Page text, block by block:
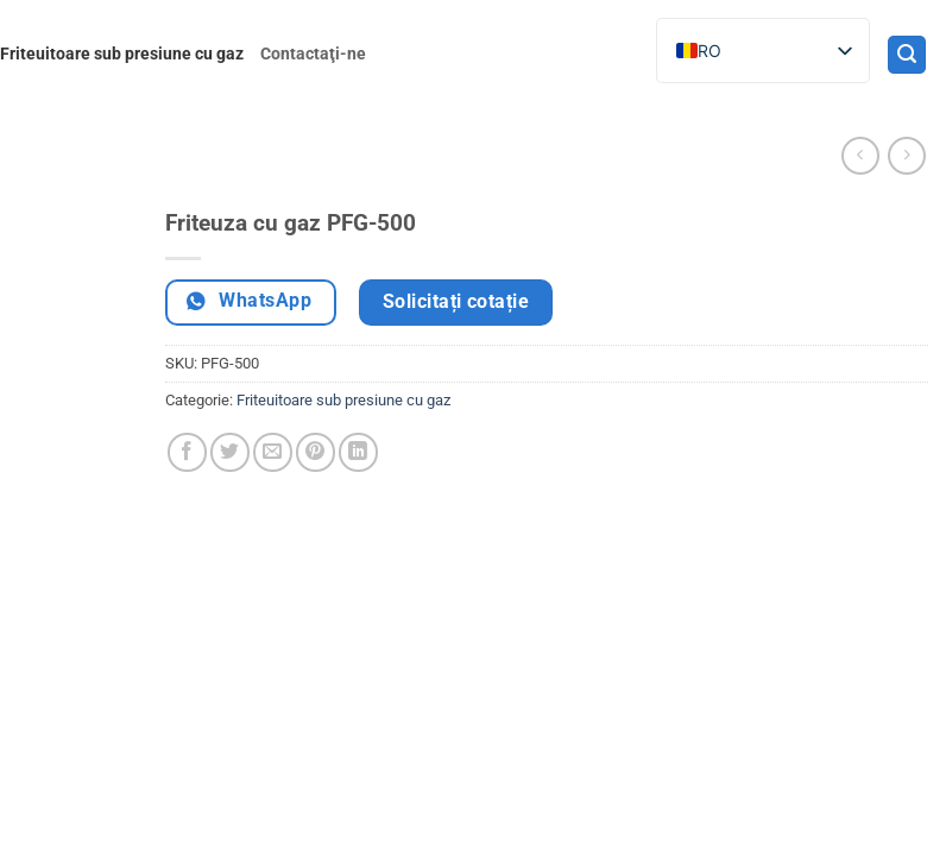
Friteuitoare sub presiune cu gaz Contactaţi-ne RO
Friteuza cu gaz PFG-500
WhatsApp Solicitați cotație
SKU: PFG-500
Categorie: Friteuitoare sub presiune cu gaz